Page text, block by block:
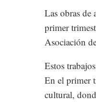
Las obras de
primer
Asociación
Estos
En el primer
cultural,